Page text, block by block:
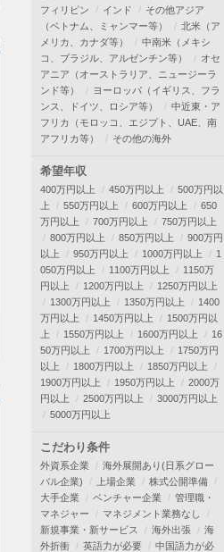
フィリピン
インド
その他アジア
（ベトナム、ミャンマー等）
北米（ア
メリカ、カナダ等）
中南米（メキシ
コ、ブラジル、アルゼンチン等）
オセ
アニア（オーストラリア、ニュージーラ
ンド等）
ヨーロッパ（イギリス、フラ
ンス、ドイツ、ロシア等）
中近東・ア
フリカ（モロッコ、エジプト、UAE、南
アフリカ等）
その他の海外
希望年収
400万円以上 450万円以上
500万円以
上
550万円以上 600万円以上
650
万円以上
700万円以上
750万円以上
800万円以上
850万円以上
900万円
以上
950万円以上 1000万円以上
1
050万円以上
1100万円以上
1150万
円以上
1200万円以上
1250万円以上
1300万円以上
1350万円以上
1400
万円以上
1450万円以上
1500万円以
上
1550万円以上 1600万円以上
16
50万円以上
1700万円以上
1750万円
以上
1800万円以上
1850万円以上
1900万円以上
1950万円以上
2000万
円以上
2500万円以上
3000万円以上
5000万円以上
こだわり条件
外資系企業
海外展開あり(日系グロー
バル企業)
上場企業
株式公開準備
大手企業
ベンチャー企業
管理職・
マネジャー
マネジメント業務なし
新規事業・新サービス
海外出張
海
外折衝
英語力が必要
中国語力が必